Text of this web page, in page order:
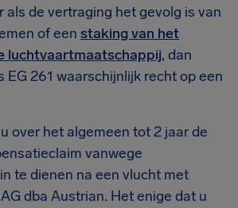
als de vertraging het gevolg is van
of een staking van het
luchtvaartmaatschappij, dan
EG 261 waarschijnlijk recht op een
over het algemeen tot 2 jaar de
vanwege
te dienen na een vlucht met
dba Austrian. Het enige dat u